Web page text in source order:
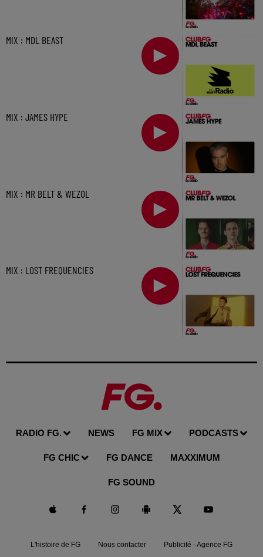
MIX : MDL BEAST
MIX : JAMES HYPE
MIX : MR BELT & WEZOL
MIX : LOST FREQUENCIES
RADIO FG. NEWS FG MIX PODCASTS
FG CHIC FG DANCE MAXXIMUM
FG SOUND
L'histoire de FG Nous contacter Publicité - Agence FG